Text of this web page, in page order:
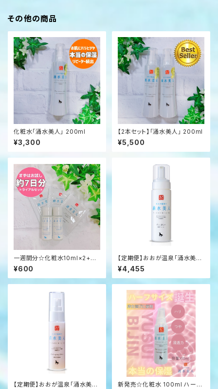
その他の商品
化粧水「涌水美人」 200ml
¥3,300
【2本セット】「涌水美人」 200ml
¥5,500
一週間分☆化粧水10ml×2+美
容液2ml×3のお試しセット・旅
行先に最適☆
¥600
【定期便】おおが温泉「涌水美
人」 洗顔フォーム
¥4,455
【定期便】おおが温泉「涌水美
新発売☆化粧水 100ml ハーフ